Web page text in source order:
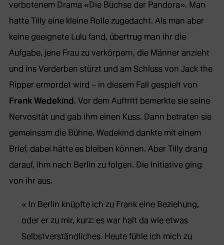
verbotenem Drama «Die Büchse der Pandora». Man
hatte Tilly eine kleine Rolle zugedacht. Als man aber
keine geeignete Lulu fand, übertrug man ihr die
Aufgabe, jene Frau zu verkörpern, die Männer anzieht
und ins Verderben stürzt und am Schluss von Jack the
Ripper ermordet wird – in diesem Fall gespielt von
Frank Wedekind . Vor dem Auftritt bemerkte sie seine
Nervosität und gab ihm einen Kuss. Dann betraten sie
gemeinsam die Bühne. Wedekind dankte mit einem
Brief, dabei hätte es bleiben können. Aber Tilly drang
darauf, ihm nach Berlin zu folgen. Die Initiative ging
von ihr aus.
In Berlin knüpfte ich zu Frank eine Beziehung,
oder er zu mir, kurz: es war halt da wie etwas
Selbstverständliches. Heute fühle ich mich zu